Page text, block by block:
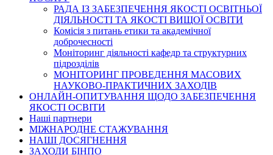
РАДА ІЗ ЗАБЕЗПЕЧЕННЯ ЯКОСТІ ОСВІТНЬОЇ
ДІЯЛЬНОСТІ ТА ЯКОСТІ ВИЩОЇ ОСВІТИ
Комісія з питань етики та академічної
доброчесності
Моніторинг діяльності кафедр та структурних
підрозділів
МОНІТОРИНГ ПРОВЕДЕННЯ МАСОВИХ
НАУКОВО-ПРАКТИЧНИХ ЗАХОДІВ
ОНЛАЙН-ОПИТУВАННЯ ЩОДО ЗАБЕЗПЕЧЕННЯ
ЯКОСТІ ОСВІТИ
Наші партнери
МІЖНАРОДНЕ СТАЖУВАННЯ
НАШІ ДОСЯГНЕННЯ
ЗАХОДИ БІНПО